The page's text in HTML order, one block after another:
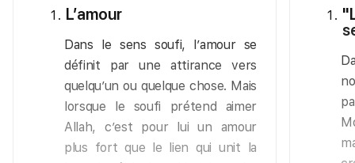
L’amour
Dans le sens soufi, l’amour se
définit par une attirance vers
quelqu’un ou quelque chose. Mais
lorsque le soufi prétend aimer
Allah, c’est pour lui un amour
plus fort que le lien qui unit la